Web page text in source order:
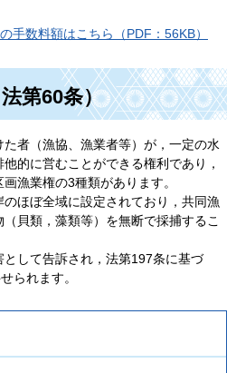
手数料額はこちら（PDF：56KB）
第60条）
者（漁協、漁業者等）が，一定の水
的に営むことができる権利であり，
漁業権の3種類があります。
ほぼ全域に設定されており，共同漁
貝類，藻類等）を無断で採捕するこ
して告訴され，法第197条に基づ
られます。